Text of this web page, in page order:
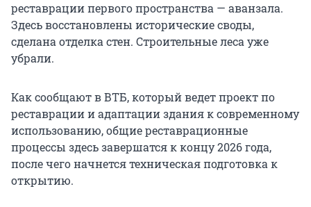
реставрации первого пространства — аванзала.
Здесь восстановлены исторические своды,
сделана отделка стен. Строительные леса уже
убрали.
Как сообщают в ВТБ, который ведет проект по
реставрации и адаптации здания к современному
использованию, общие реставрационные
процессы здесь завершатся к концу 2026 года,
после чего начнется техническая подготовка к
открытию.